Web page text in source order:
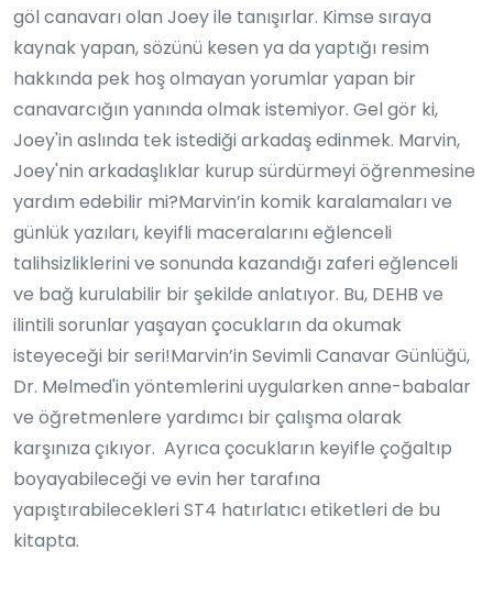
göl canavarı olan Joey ile tanışırlar. Kimse sıraya
kaynak yapan, sözünü kesen ya da yaptığı resim
hakkında pek hoş olmayan yorumlar yapan bir
canavarcığın yanında olmak istemiyor. Gel gör ki,
Joey'in aslında tek istediği arkadaş edinmek. Marvin,
Joey'nin arkadaşlıklar kurup sürdürmeyi öğrenmesine
yardım edebilir mi?Marvin’in komik karalamaları ve
günlük yazıları, keyifli maceralarını eğlenceli
talihsizliklerini ve sonunda kazandığı zaferi eğlenceli
ve bağ kurulabilir bir şekilde anlatıyor. Bu, DEHB ve
ilintili sorunlar yaşayan çocukların da okumak
isteyeceği bir seri!Marvin’in Sevimli Canavar Günlüğü,
Dr. Melmed'in yöntemlerini uygularken anne-babalar
ve öğretmenlere yardımcı bir çalışma olarak
karşınıza çıkıyor. Ayrıca çocukların keyifle çoğaltıp
boyayabileceği ve evin her tarafına
yapıştırabilecekleri ST4 hatırlatıcı etiketleri de bu
kitapta.